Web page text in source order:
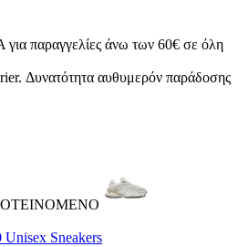
παραγγελίες άνω των 60€ σε όλη
Δυνατότητα αυθυμερόν παράδοσης
Sneakers